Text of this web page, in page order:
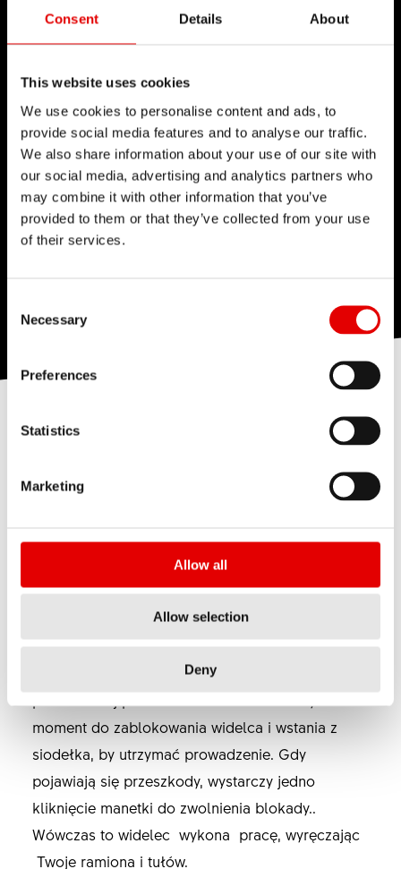
Consent Details About
This website uses cookies
We use cookies to personalise content and ads, to
provide social media features and to analyse our traffic.
We also share information about your use of our site with
our social media, advertising and analytics partners who
may combine it with other information that you’ve
provided to them or that they’ve collected from your use
of their services.
Necessary
Preferences
Statistics
Marketing
Allow all
Allow selection
Deny
Naciśnij, aby zablokować — naciśnij, aby
patentu technologii PUSHCONTROL możesz w
pełni skupić się na jeździe. Ergonomiczną
manetką można sterować ręką ułożoną dowolnie
na „baranku”. Umożliwia to łatwe i szybkie
przełączanie między trybami odblokowanym i
zablokowanym. Początek podjazdu na
moment do zablokowania widelca i wstania z
siodełka, by utrzymać prowadzenie. Gdy
pojawiają się przeszkody, wystarczy jedno
kliknięcie manetki do zwolnienia blokady..
Wówczas to widelec wykona pracę, wyręczając
Twoje ramiona i tułów.